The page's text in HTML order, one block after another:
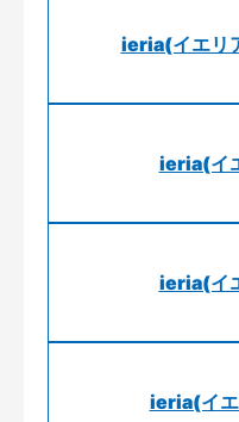
ieria(イエリ
ieria(イ
ieria(イ
ieria(イエ